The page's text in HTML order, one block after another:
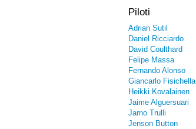
Piloti
Adrian Sutil
Daniel Ricciardo
David Coulthard
Felipe Massa
Fernando Alonso
Giancarlo Fisichella
Heikki Kovalainen
Jaime Alguersuari
Jarno Trulli
Jenson Button